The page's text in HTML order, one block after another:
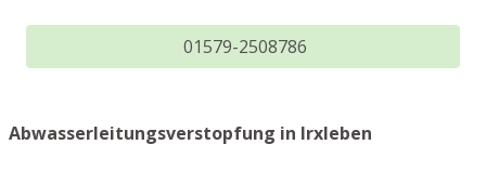
01579-2508786
Abwasserleitungsverstopfung in Irxleben